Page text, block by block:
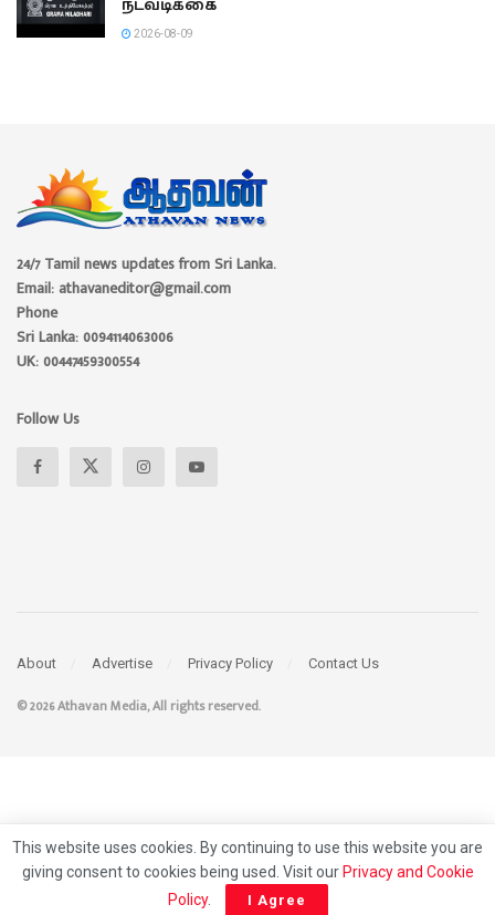
சர்ச்சையில் சிக்கிய ஆர்ஜென்டினா!
பிரேசிலின் ரியோ டி ஜெனிரோவில்
ஹெலிகாப்டர் விபத்து: விமானி உட்பட இருவர்
2026-08-09
எட்டாவது வாரமாகவும் பலாலியில்
கிராம உத்தியோகத்தர்கள் தொழிற்சங்க
2026-08-09
This website uses cookies. By continuing to use this website you are
giving consent to cookies being used. Visit our Privacy and Cookie
Policy. I Agree